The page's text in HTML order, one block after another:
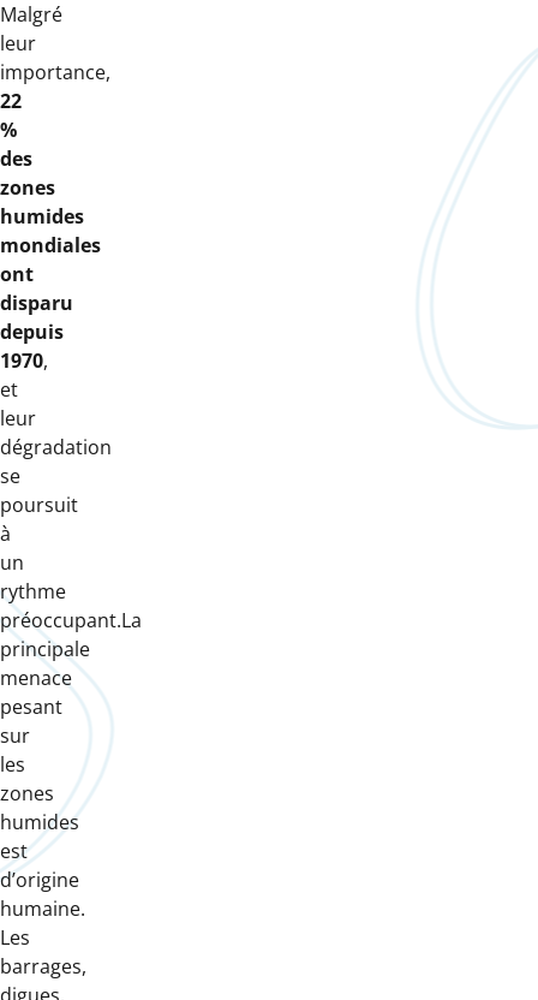
Malgré
leur
importance,
22
%
des
zones
humides
mondiales
ont
disparu
depuis
1970,
et
leur
dégradation
se
poursuit
à
un
rythme
préoccupant.La
principale
menace
pesant
sur
les
zones
humides
est
d’origine
humaine.
Les
barrages,